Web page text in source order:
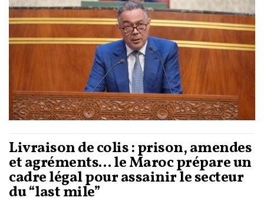
Livraison de colis : prison, amendes
et agréments… le Maroc prépare un
cadre légal pour assainir le secteur
du “last mile”